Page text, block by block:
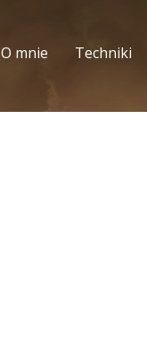
O mnie Techniki